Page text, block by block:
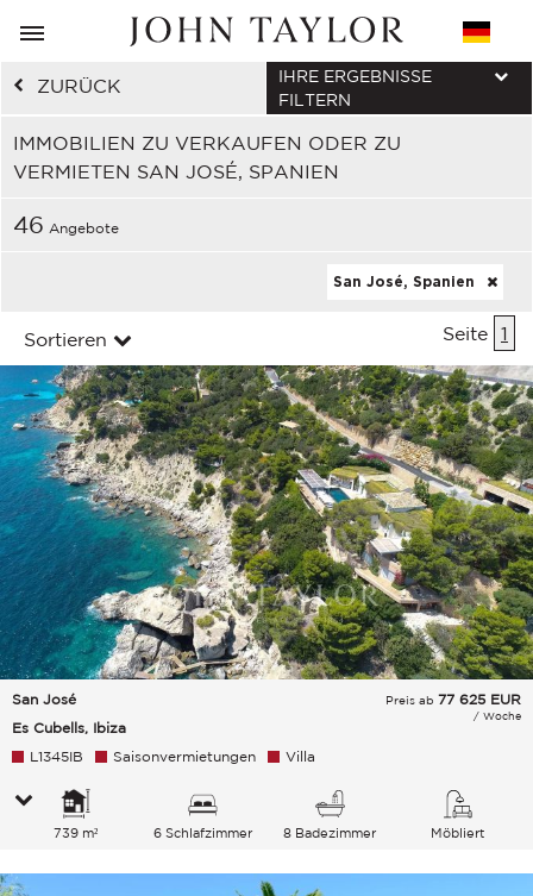
ZURÜCK
IMMOBILIEN ZU VERKAUFEN ODER ZU
VERMIETEN SAN JOSÉ, SPANIEN
IHRE ERGEBNISSE
FILTERN
46 Angebote
San José, Spanien
Sortieren Seite 1
San José
Es Cubells, Ibiza
Preis ab 77 625 EUR
/ Woche
L1345IB Saisonvermietungen Villa
739 m² 6 Schlafzimmer 8 Badezimmer Möbliert